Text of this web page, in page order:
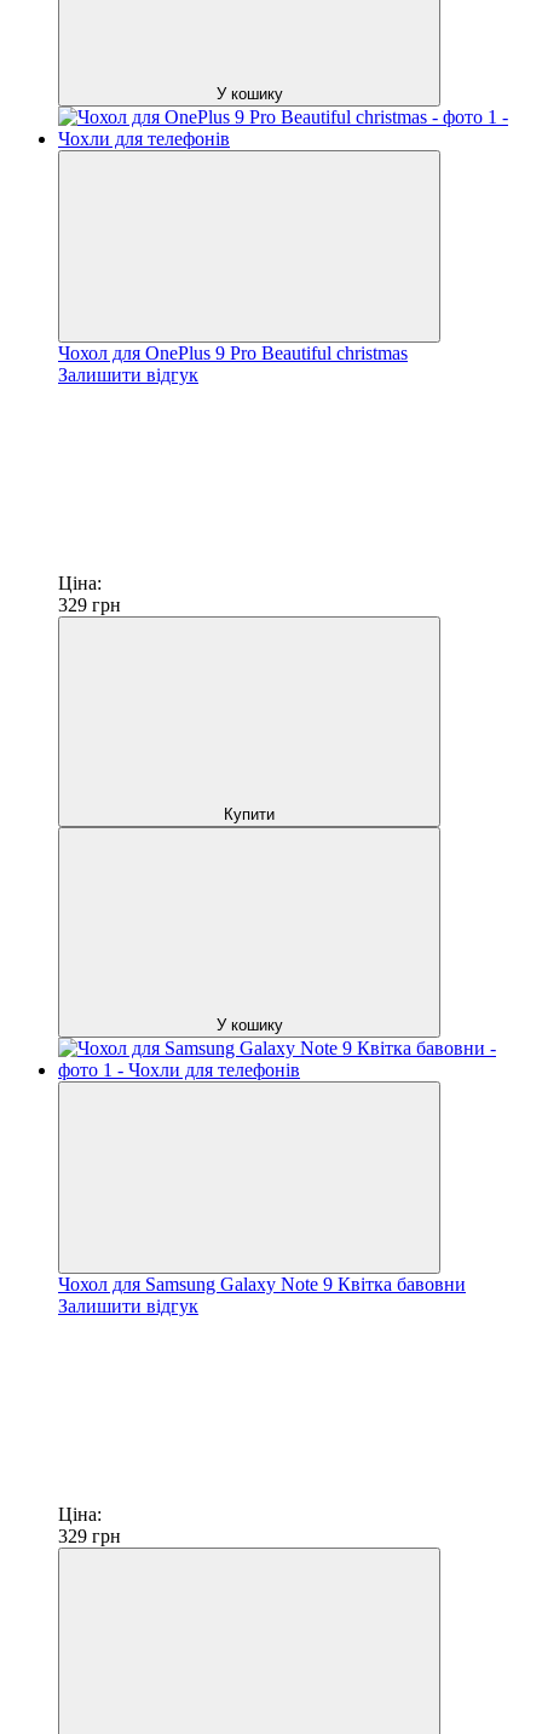
У кошику
Чохол для OnePlus 9 Pro Beautiful christmas
Залишити відгук
Ціна:
329 грн
Купити
У кошику
Чохол для Samsung Galaxy Note 9 Квітка бавовни
Залишити відгук
Ціна:
329 грн